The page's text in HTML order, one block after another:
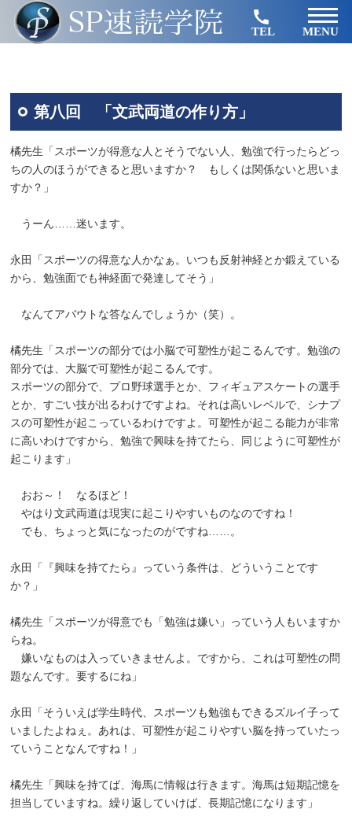
TEL MENU
第八回 「文武両道の作り方」
橘先生「スポーツが得意な人とそうでない人、勉強で行ったらどっ
ちの人のほうができると思いますか？ もしくは関係ないと思いま
すか？」
うーん……迷います。
永田「スポーツの得意な人かなぁ。いつも反射神経とか鍛えている
から、勉強面でも神経面で発達してそう」
なんてアバウトな答なんでしょうか（笑）。
橘先生「スポーツの部分では小脳で可塑性が起こるんです。勉強の
部分では、大脳で可塑性が起こるんです。
スポーツの部分で、プロ野球選手とか、フィギュアスケートの選手
とか、すごい技が出るわけですよね。それは高いレベルで、シナプ
スの可塑性が起こっているわけですよ。可塑性が起こる能力が非常
に高いわけですから、勉強で興味を持てたら、同じように可塑性が
起こります」
おお～！ なるほど！
やはり文武両道は現実に起こりやすいものなのですね！
でも、ちょっと気になったのがですね……。
永田「『興味を持てたら』っていう条件は、どういうことです
か？」
橘先生「スポーツが得意でも「勉強は嫌い」っていう人もいますか
らね。
嫌いなものは入っていきませんよ。ですから、これは可塑性の問
題なんです。要するにね」
永田「そういえば学生時代、スポーツも勉強もできるズルイ子って
いましたよねぇ。あれは、可塑性が起こりやすい脳を持っていたっ
ていうことなんですね！」
橘先生「興味を持てば、海馬に情報は行きます。海馬は短期記憶を
担当していますね。繰り返していけば、長期記憶になります」